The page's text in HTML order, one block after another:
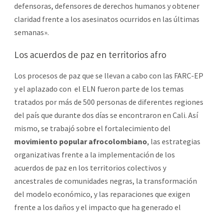
defensoras, defensores de derechos humanos y obtener
claridad frente a los asesinatos ocurridos en las últimas
semanas».
Los acuerdos de paz en territorios afro
Los procesos de paz que se llevan a cabo con las FARC-EP
y el aplazado con el ELN fueron parte de los temas
tratados por más de 500 personas de diferentes regiones
del país que durante dos días se encontraron en Cali. Así
mismo, se trabajó sobre el fortalecimiento del
movimiento popular afrocolombiano, las estrategias
organizativas frente a la implementación de los
acuerdos de paz en los territorios colectivos y
ancestrales de comunidades negras, la transformación
del modelo económico, y las reparaciones que exigen
frente a los daños y el impacto que ha generado el